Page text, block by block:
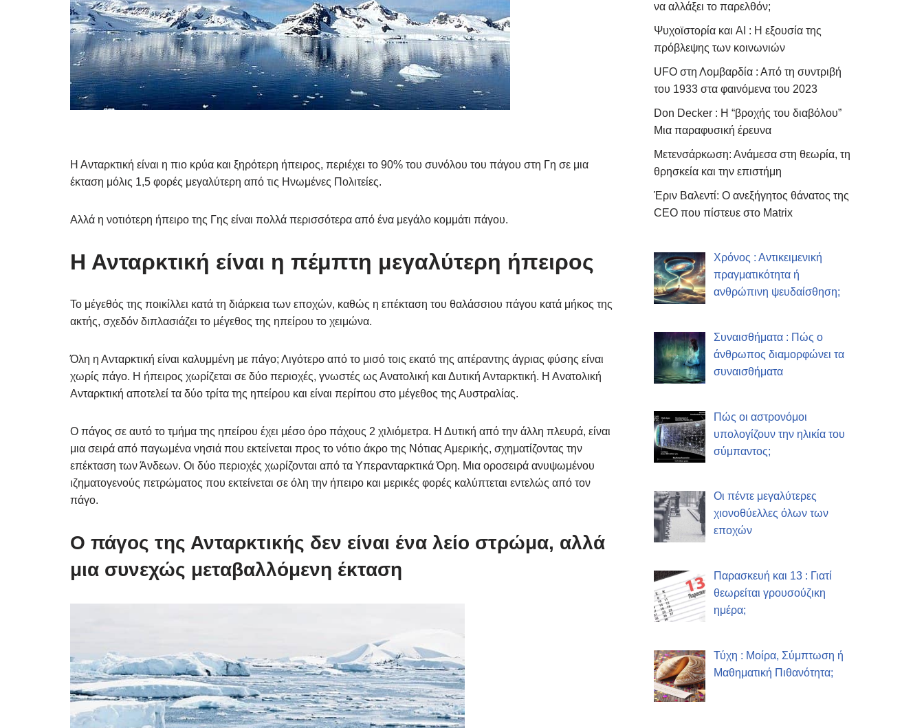
Η Ανταρκτική είναι η πιο κρύα και ξηρότερη ήπειρος, περιέχει το 90% του συνόλου του πάγου στη Γη σε μια
έκταση μόλις 1,5 φορές μεγαλύτερη από τις Ηνωμένες Πολιτείες.
Αλλά η νοτιότερη ήπειρο της Γης είναι πολλά περισσότερα από ένα μεγάλο κομμάτι πάγου.
Η Ανταρκτική είναι η πέμπτη μεγαλύτερη ήπειρος
Το μέγεθός της ποικίλλει κατά τη διάρκεια των εποχών, καθώς η επέκταση του θαλάσσιου πάγου κατά μήκος της
ακτής, σχεδόν διπλασιάζει το μέγεθος της ηπείρου το χειμώνα.
Όλη η Ανταρκτική είναι καλυμμένη με πάγο; Λιγότερο από το μισό τοις εκατό της απέραντης άγριας φύσης είναι
χωρίς πάγο. Η ήπειρος χωρίζεται σε δύο περιοχές, γνωστές ως Ανατολική και Δυτική Ανταρκτική. Η Ανατολική
Ανταρκτική αποτελεί τα δύο τρίτα της ηπείρου και είναι περίπου στο μέγεθος της Αυστραλίας.
Ο πάγος σε αυτό το τμήμα της ηπείρου έχει μέσο όρο πάχους 2 χιλιόμετρα. Η Δυτική από την άλλη πλευρά, είναι
μια σειρά από παγωμένα νησιά που εκτείνεται προς το νότιο άκρο της Νότιας Αμερικής, σχηματίζοντας την
επέκταση των Άνδεων. Οι δύο περιοχές χωρίζονται από τα Υπερανταρκτικά Όρη. Μια οροσειρά ανυψωμένου
ιζηματογενούς πετρώματος που εκτείνεται σε όλη την ήπειρο και μερικές φορές καλύπτεται εντελώς από τον
πάγο.
Ο πάγος της Ανταρκτικής δεν είναι ένα λείο στρώμα, αλλά
μια συνεχώς μεταβαλλόμενη έκταση
να αλλάξει το παρελθόν;
Ψυχοϊστορία και AI : Η εξουσία της
πρόβλεψης των κοινωνιών
UFO στη Λομβαρδία : Από τη συντριβή
του 1933 στα φαινόμενα του 2023
Don Decker : Η “βροχής του διαβόλου”
Μια παραφυσική έρευνα
Μετενσάρκωση: Ανάμεσα στη θεωρία, τη
θρησκεία και την επιστήμη
Έριν Βαλεντί: Ο ανεξήγητος θάνατος της
CEO που πίστευε στο Matrix
Χρόνος : Αντικειμενική
πραγματικότητα ή
ανθρώπινη ψευδαίσθηση;
Συναισθήματα : Πώς ο
άνθρωπος διαμορφώνει τα
συναισθήματα
Πώς οι αστρονόμοι
υπολογίζουν την ηλικία του
σύμπαντος;
Οι πέντε μεγαλύτερες
χιονοθύελλες όλων των
εποχών
Παρασκευή και 13 : Γιατί
θεωρείται γρουσούζικη
ημέρα;
Τύχη : Μοίρα, Σύμπτωση ή
Μαθηματική Πιθανότητα;